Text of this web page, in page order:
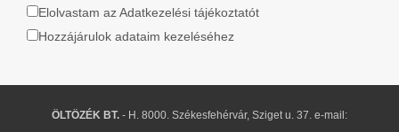
Elolvastam az Adatkezelési tájékoztatót
Hozzájárulok adataim kezeléséhez
ÖLTÖZÉK BT. - H. 8000. Székesfehérvár, Sziget u. 37. e-mail: